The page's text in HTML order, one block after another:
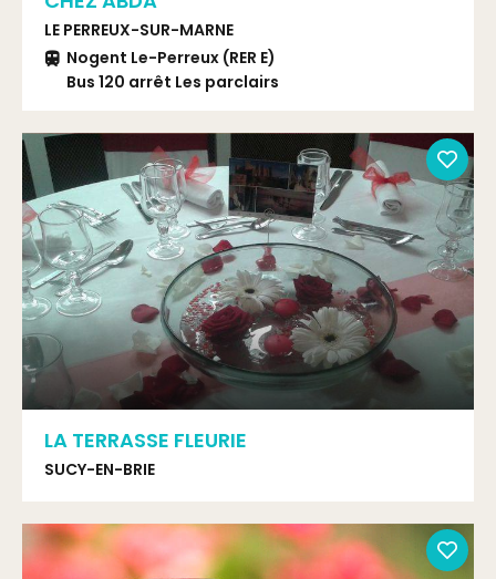
LE PERREUX-SUR-MARNE
Nogent Le-Perreux (RER E)
Bus 120 arrêt Les parclairs
LA TERRASSE FLEURIE
SUCY-EN-BRIE